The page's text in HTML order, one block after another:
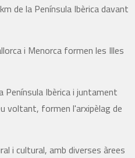
de la Península Ibèrica davant
i Menorca formen les Illes
Península Ibèrica i juntament
voltant, formen l'arxipèlag de
i cultural, amb diverses àrees